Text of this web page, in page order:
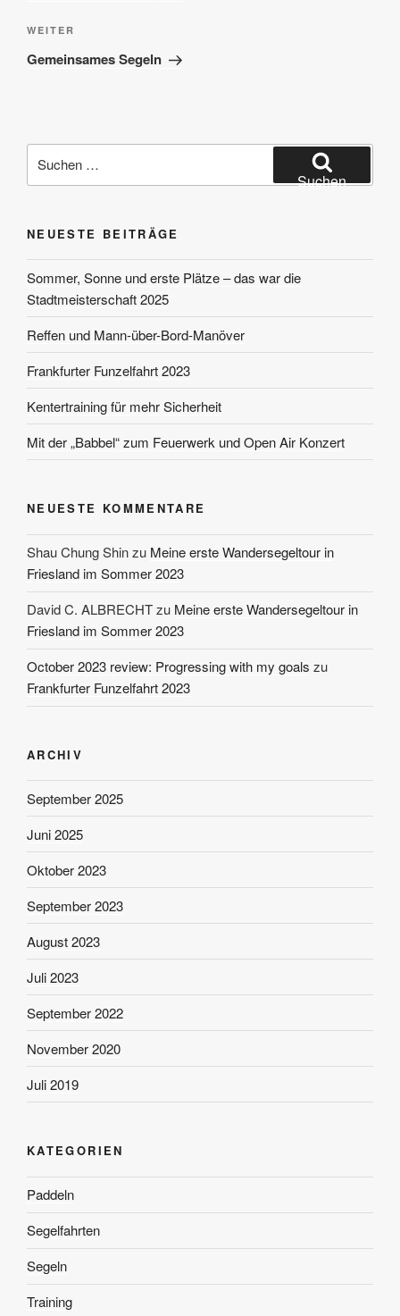
Nächster
Beitrag
WEITER
Gemeinsames Segeln
nach:
Suchen
NEUESTE BEITRÄGE
Sommer, Sonne und erste Plätze – das war die
Stadtmeisterschaft 2025
Reffen und Mann-über-Bord-Manöver
Frankfurter Funzelfahrt 2023
Kentertraining für mehr Sicherheit
Mit der „Babbel“ zum Feuerwerk und Open Air Konzert
NEUESTE KOMMENTARE
Shau Chung Shinzu Meine erste Wandersegeltour in
Friesland im Sommer 2023
David C. ALBRECHTzu Meine erste Wandersegeltour in
Friesland im Sommer 2023
October 2023 review: Progressing with my goals zu
Frankfurter Funzelfahrt 2023
ARCHIV
September 2025
Juni 2025
Oktober 2023
September 2023
August 2023
Juli 2023
September 2022
November 2020
Juli 2019
KATEGORIEN
Paddeln
Segelfahrten
Segeln
Training